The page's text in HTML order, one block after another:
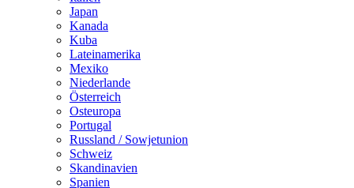
Japan
Kanada
Kuba
Lateinamerika
Mexiko
Niederlande
Österreich
Osteuropa
Portugal
Russland / Sowjetunion
Schweiz
Skandinavien
Spanien